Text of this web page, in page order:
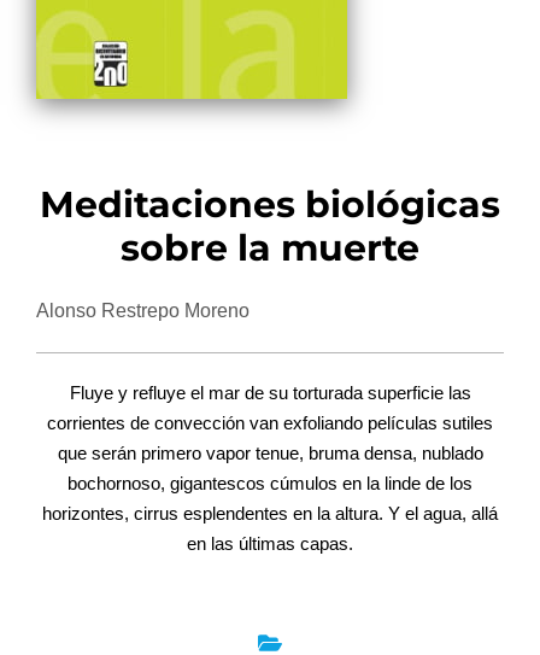
Meditaciones biológicas
sobre la muerte
Alonso Restrepo Moreno
Fluye y refluye el mar de su torturada superficie las
corrientes de convección van exfoliando películas sutiles
que serán primero vapor tenue, bruma densa, nublado
bochornoso, gigantescos cúmulos en la linde de los
horizontes, cirrus esplendentes en la altura. Y el agua, allá
en las últimas capas.